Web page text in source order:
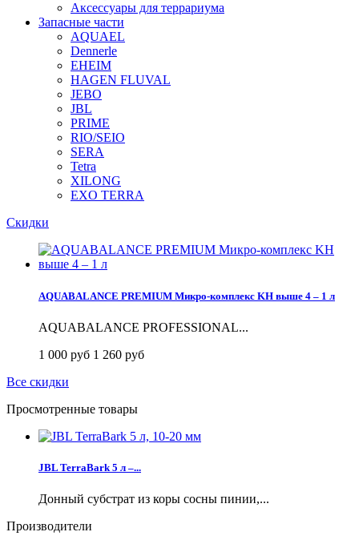
Аксессуары для террариума
Запасные части
AQUAEL
Dennerle
EHEIM
HAGEN FLUVAL
JEBO
JBL
PRIME
RIO/SEIO
SERA
Tetra
XILONG
EXO TERRA
Скидки
AQUABALANCE PREMIUM Микро-комплекс KH выше 4 – 1 л
AQUABALANCE PROFESSIONAL...
1 000 руб 1 260 руб
Все скидки
Просмотренные товары
JBL TerraBark 5 л –...
Донный субстрат из коры сосны пинии,...
Производители